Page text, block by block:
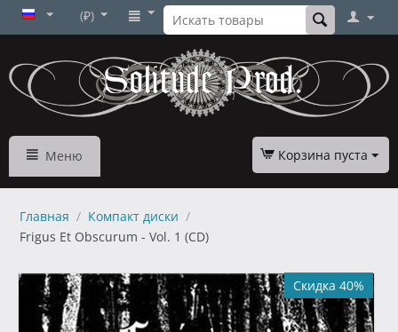
(₽)
Меню Корзина пуста
Главная / Компакт диски /
Frigus Et Obscurum - Vol. 1 (CD)
Скидка 40%